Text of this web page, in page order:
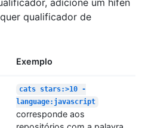
qualificador de
Exemplo
cats stars:>10 -
language:javascript
corresponde aos